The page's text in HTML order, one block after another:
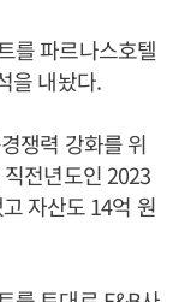
를 파르나스호텔
을 내놨다.
쟁력 강화를 위
전년도인 2023
자산도 14억 원